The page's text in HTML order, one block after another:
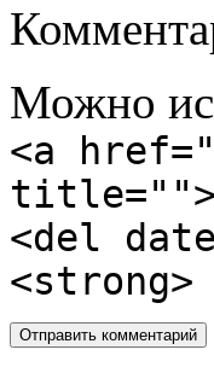
Можно
<a
title="">
<del
<strong>